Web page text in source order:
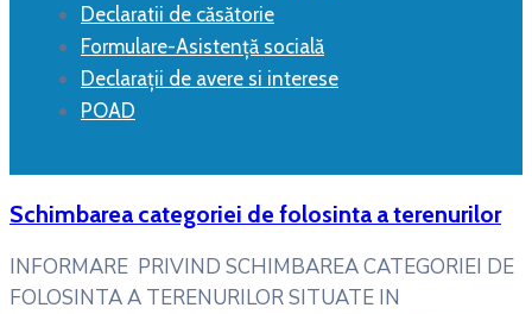
Declaratii de căsătorie
Formulare-Asistență socială
Declarații de avere si interese
POAD
Schimbarea categoriei de folosinta a terenurilor
INFORMARE PRIVIND SCHIMBAREA CATEGORIEI DE
FOLOSINTA A TERENURILOR SITUATE IN